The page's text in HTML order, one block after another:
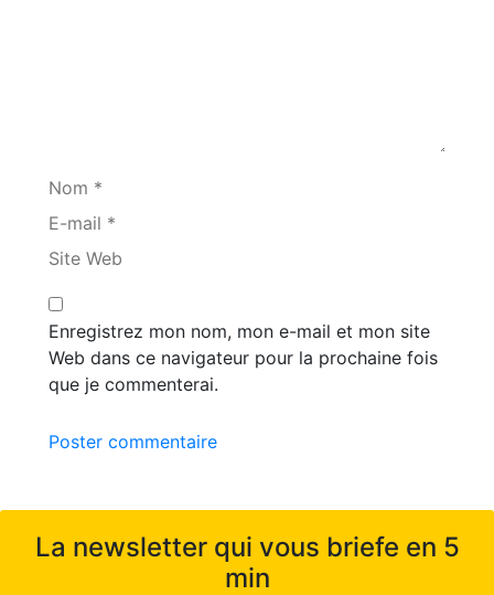
Nom *
E-mail *
Site Web
Enregistrez mon nom, mon e-mail et mon site
Web dans ce navigateur pour la prochaine fois
que je commenterai.
Poster commentaire
La newsletter qui vous briefe en 5
min